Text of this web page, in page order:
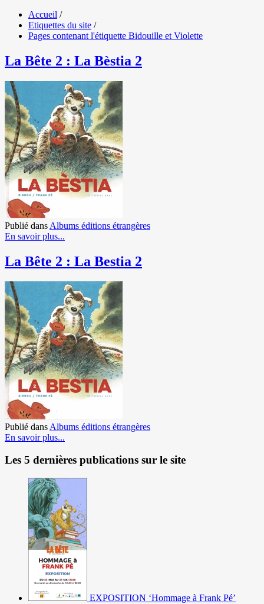
Accueil /
Etiquettes du site /
Pages contenant l'étiquette Bidouille et Violette
La Bête 2 : La Bèstia 2
Publié dans Albums éditions étrangères
En savoir plus...
La Bête 2 : La Bestia 2
Publié dans Albums éditions étrangères
En savoir plus...
Les 5 dernières publications sur le site
EXPOSITION ‘Hommage à Frank Pé’